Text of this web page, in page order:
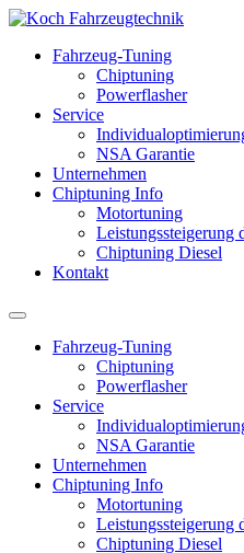
Fahrzeug-Tuning
Chiptuning
Powerflasher
Service
NSA Garantie
Unternehmen
Chiptuning Info
Motortuning
Leistungssteigerung
Chiptuning Diesel
Kontakt
Fahrzeug-Tuning
Chiptuning
Powerflasher
Service
NSA Garantie
Unternehmen
Chiptuning Info
Motortuning
Leistungssteigerung
Chiptuning Diesel